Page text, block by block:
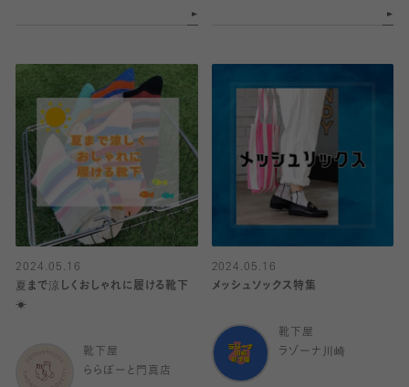
2024.05.16
夏まで涼しくおしゃれに履ける靴下
☀︎
靴下屋
ららぽーと門真店
2024.05.16
メッシュソックス特集
靴下屋
ラゾーナ川崎